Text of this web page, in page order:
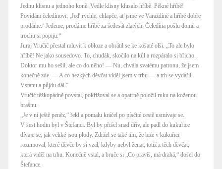
Jednu klisnu a jednoho koně. Vedle klisny klusalo hříbě. Pěkné hříbě!
Povídám čeledínovi: ‚Jeď rychle, chlapče, ať jsme ve Varaždíně a hříbě dobře
prodáme.‘ Jedeme, prodáme hříbě za šedesát zlatých. Čeledína pošlu domů a
trochu si popiju.“
Juraj Vručić přestal mluvit k obloze a obrátil se ke košaté olši. „To ale bylo
hříbě! Ne jako sousedovo. To, chudák, skočilo na kůl a rozpáralo si břicho.
Doktor mu ho sešil, ale co do něho! — Nu, chvála svatému patronu, že jsem
konečně zde. — A co hezkých děvčat viděl jsem v trhu — a trh se vydařil.
Vstanu a půjdu dál.“
Vručić těžkopádně povstal, pokřižoval se a opatrně položil ruku na koženou
brašnu.
„Je v ní ještě peněz,“ řekl a pomalu kráčel po písčité cestě usmívaje se.
V šest hodin byl v Štefanci. Byl by přišel snad dřív, ale padl do kukuřice
dívaje se, jak veliké jsou plody. Zdržel se také tím, že leže v kukuřici
rozumoval, které děvče by si vzal, kdyby nebyl ženat, totiž z těch děvčat,
která viděl na trhu. Konečně vstal, a bruče si „Co pravíš, má drahá,“ došel do
Štefance.